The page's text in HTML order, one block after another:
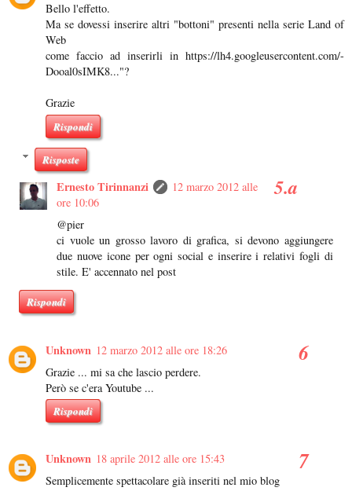
Bello l'effetto.
Ma se dovessi inserire altri "bottoni" presenti nella serie Land of
Web
come faccio ad inserirli in https://lh4.googleusercontent.com/-
Dooal0sIMK8..."?
Grazie
Rispondi
Risposte
Ernesto Tirinnanzi
12 marzo 2012 alle
ore 10:06
@pier
ci vuole un grosso lavoro di grafica, si devono aggiungere
due nuove icone per ogni social e inserire i relativi fogli di
stile. E' accennato nel post
Rispondi
Unknown 12 marzo 2012 alle ore 18:26
Grazie ... mi sa che lascio perdere.
Però se c'era Youtube ...
Rispondi
Unknown 18 aprile 2012 alle ore 15:43
Semplicemente spettacolare già inseriti nel mio blog